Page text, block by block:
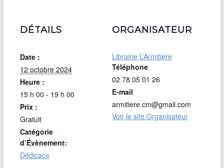
DÉTAILS
Date :
12 octobre 2024
Heure :
15 h 00 - 19 h 00
Prix :
Gratuit
Catégorie
d’Évènement:
Dédicace
ORGANISATEUR
Librairie L’Armitière
Téléphone
02 78 05 01 26
E-mail
armitiere.cm@gmail.com
Voir le site Organisateur